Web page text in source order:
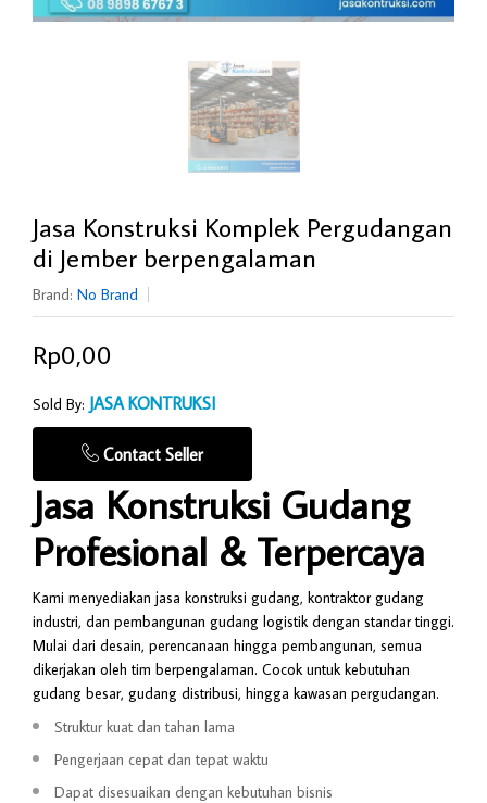
Jasa Konstruksi Komplek Pergudangan
di Jember berpengalaman
Brand: No Brand
Rp0,00
Sold By: JASA KONTRUKSI
Contact Seller
Jasa Konstruksi Gudang
Profesional & Terpercaya
Kami menyediakan jasa konstruksi gudang, kontraktor gudang
industri, dan pembangunan gudang logistik dengan standar tinggi.
Mulai dari desain, perencanaan hingga pembangunan, semua
dikerjakan oleh tim berpengalaman. Cocok untuk kebutuhan
gudang besar, gudang distribusi, hingga kawasan pergudangan.
Struktur kuat dan tahan lama
Pengerjaan cepat dan tepat waktu
Dapat disesuaikan dengan kebutuhan bisnis